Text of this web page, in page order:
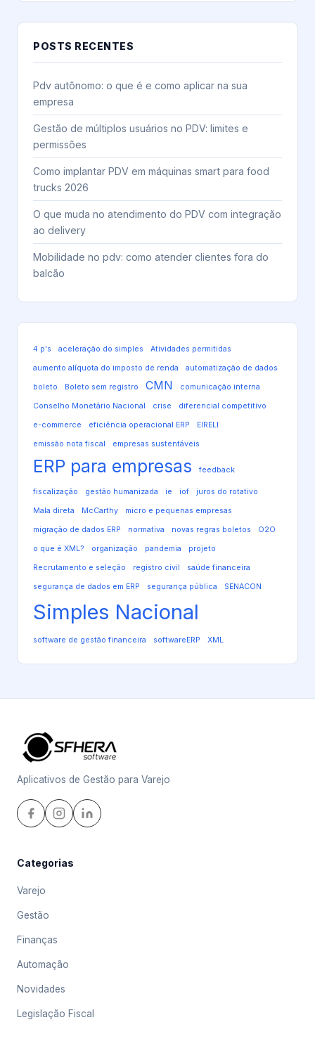
POSTS RECENTES
Pdv autônomo: o que é e como aplicar na sua
empresa
Gestão de múltiplos usuários no PDV: limites e
permissões
Como implantar PDV em máquinas smart para food
trucks 2026
O que muda no atendimento do PDV com integração
ao delivery
Mobilidade no pdv: como atender clientes fora do
balcão
4 p's aceleração do simples Atividades permitidas
aumento alíquota do imposto de renda automatização de dados
boleto Boleto sem registro CMN comunicação interna
Conselho Monetário Nacional crise diferencial competitivo
e-commerce eficiência operacional ERP EIRELI
emissão nota fiscal empresas sustentáveis
ERP para empresas feedback
fiscalização gestão humanizada ie iof juros do rotativo
Mala direta McCarthy micro e pequenas empresas
migração de dados ERP normativa novas regras boletos O2O
o que é XML? organização pandemia projeto
Recrutamento e seleção registro civil saúde financeira
segurança de dados em ERP segurança pública SENACON
Simples Nacional
software de gestão financeira softwareERP XML
Aplicativos de Gestão para Varejo
Categorias
Varejo
Gestão
Finanças
Automação
Novidades
Legislação Fiscal